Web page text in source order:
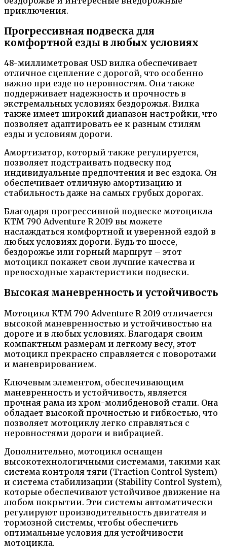
приключения.
Прогрессивная подвеска для
комфортной езды в любых условиях
48-миллиметровая USD вилка обеспечивает
отличное сцепление с дорогой, что особенно
важно при езде по неровностям. Она также
поддерживает надежность и прочность в
экстремальных условиях бездорожья. Вилка
также имеет широкий диапазон настройки, что
позволяет адаптировать ее к разным стилям
езды и условиям дороги.
Амортизатор, который также регулируется,
позволяет подстраивать подвеску под
индивидуальные предпочтения и вес ездока. Он
обеспечивает отличную амортизацию и
стабильность даже на самых грубых дорогах.
Благодаря прогрессивной подвеске мотоцикла
KTM 790 Adventure R 2019 вы можете
наслаждаться комфортной и уверенной ездой в
любых условиях дороги. Будь то шоссе,
бездорожье или горный маршрут – этот
мотоцикл покажет свои лучшие качества и
превосходные характеристики подвески.
Высокая маневренность и устойчивость
Мотоцикл KTM 790 Adventure R 2019 отличается
высокой маневренностью и устойчивостью на
дороге и в любых условиях. Благодаря своим
компактным размерам и легкому весу, этот
мотоцикл прекрасно справляется с поворотами
и маневрированием.
Ключевым элементом, обеспечивающим
маневренность и устойчивость, является
прочная рама из хром-молибденовой стали. Она
обладает высокой прочностью и гибкостью, что
позволяет мотоциклу легко справляться с
неровностями дороги и вибрацией.
Дополнительно, мотоцикл оснащен
высокотехнологичными системами, такими как
система контроля тяги (Traction Control System)
и система стабилизации (Stability Control System),
которые обеспечивают устойчивое движение на
любом покрытии. Эти системы автоматически
регулируют производительность двигателя и
тормозной системы, чтобы обеспечить
оптимальные условия для устойчивости
мотоцикла.